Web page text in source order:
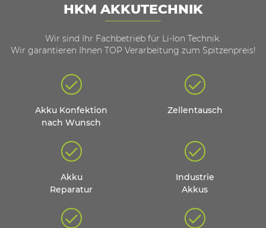
HKM AKKUTECHNIK
Wir sind Ihr Fachbetrieb für Li-Ion Technik.
Wir garantieren Ihnen TOP Verarbeitung zum Spitzenpreis!
Akku Konfektion
nach Wunsch
Zellentausch
Akku
Reparatur
Industrie
Akkus